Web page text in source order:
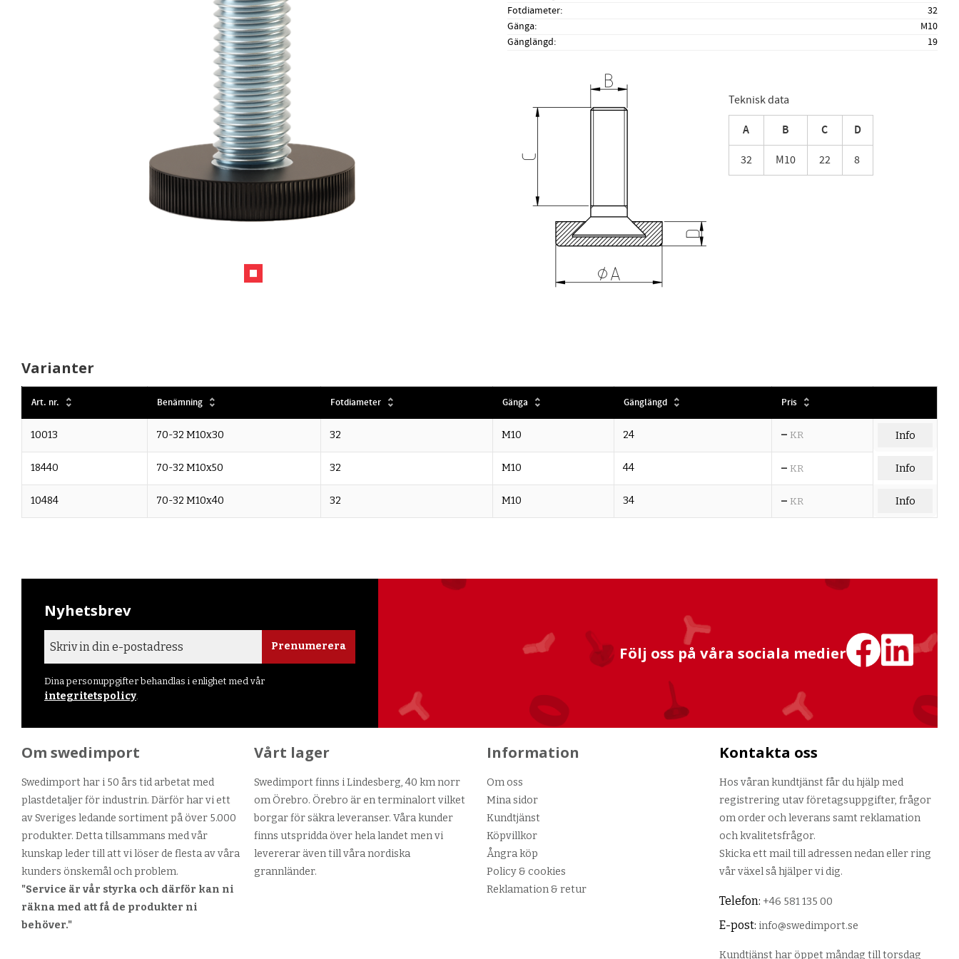
Fotdiameter
32
Gänga
M10
Gänglängd
19
Teknisk data
A B C D
32 M10 22 8
Varianter
Art. nr. Benämning Fotdiameter Gänga Gänglängd Pris
10013 70-32 M10x30 32 M10 24 – KR Info
18440 70-32 M10x50 32 M10 44 – KR Info
10484 70-32 M10x40 32 M10 34 – KR Info
Nyhetsbrev
Prenumerera
Dina personuppgifter behandlas i enlighet med vår
integritetspolicy
Följ oss på våra sociala medier
Om swedimport
Swedimport har i 50 års tid arbetat med
plastdetaljer för industrin. Därför har vi ett
av Sveriges ledande sortiment på över 5.000
produkter. Detta tillsammans med vår
kunskap leder till att vi löser de flesta av våra
kunders önskemål och problem.
"Service är vår styrka och därför kan ni
räkna med att få de produkter ni
behöver."
Vårt lager
Swedimport finns i Lindesberg, 40 km norr
om Örebro. Örebro är en terminalort vilket
borgar för säkra leveranser. Våra kunder
finns utspridda över hela landet men vi
levererar även till våra nordiska
grannländer.
Information
Om oss
Mina sidor
Kundtjänst
Köpvillkor
Ångra köp
Policy & cookies
Reklamation & retur
Kontakta oss
Hos våran kundtjänst får du hjälp med
registrering utav företagsuppgifter, frågor
om order och leverans samt reklamation
och kvalitetsfrågor.
Skicka ett mail till adressen nedan eller ring
vår växel så hjälper vi dig.
Telefon: +46 581 135 00
E-post: info@swedimport.se
Kundtjänst har öppet måndag till torsdag